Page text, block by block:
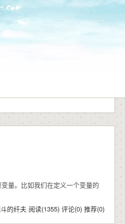
量。比如我们在定义一个变量的
的纤夫 阅读(1355) 评论(0) 推荐(0)